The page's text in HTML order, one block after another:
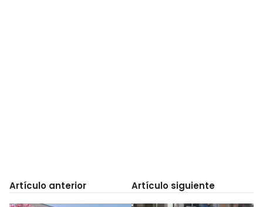
Artículo anterior Artículo siguiente